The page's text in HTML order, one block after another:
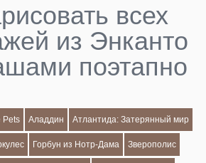
всех
из Энканто
поэтапно
Pets Аладдин Атлантида: Затерянный мир
Горбун из Нотр-Дама Зверополис